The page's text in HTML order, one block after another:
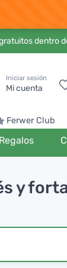
dentro
Iniciar sesión
Mi cuenta
Ferwer Club
Regalos
y